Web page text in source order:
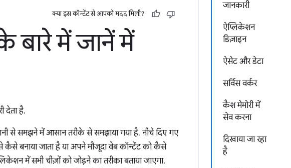
जानकारी
ऐप्लिकेशन
डिज़ाइन
ऐसेट और डेटा
सर्विस वर्कर
कैश मेमोरी में
सेव करना
दिखाया जा रहा
है
क्या इस कॉन्टेंट से आपको मदद मिली?
बारे में जानें में
देता है.
से समझने में आसान तरीके से समझाया गया है. नीचे दिए गए
कैसे बनाया जाता है या अपने मौजूदा वेब कॉन्टेंट को कैसे
में सभी चीज़ों को जोड़ने का तरीका बताया जाएगा.